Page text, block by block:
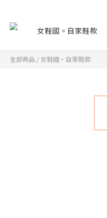
女鞋國。自家鞋款
全部商品 / 女鞋國。自家鞋款